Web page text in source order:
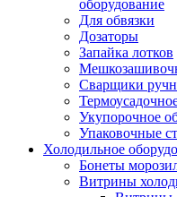
оборудование
Для обвязки
Дозаторы
Запайка лотков
Сварщики
Укупорочное
Упаковочные
Холодильное
Бонеты
Витрины